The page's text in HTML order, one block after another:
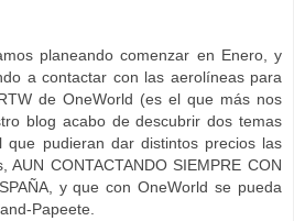
planeando comenzar en Enero, y
a contactar con las aerolíneas para
de OneWorld (es el que más nos
blog acabo de descubrir dos temas
que pudieran dar distintos precios las
AUN CONTACTANDO SIEMPRE CON
y que con OneWorld se pueda
Papeete.